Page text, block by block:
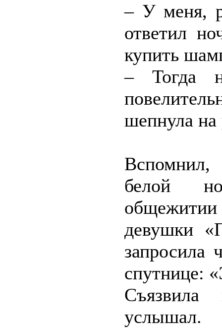
– У меня,
ответил
купить
– Тогда
шепнула на
белой
общежитии
девушки
запросила
спутнице:
услышал.